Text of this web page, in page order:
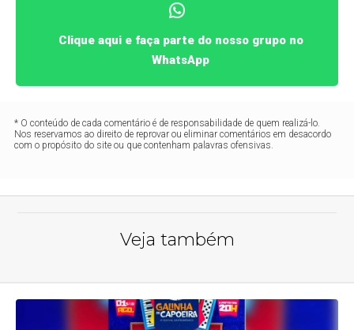
Clique aqui e faça parte do nosso grupo no
WhatsApp
* O conteúdo de cada comentário é de responsabilidade de quem realizá-lo.
Nos reservamos ao direito de reprovar ou eliminar comentários em desacordo
com o propósito do site ou que contenham palavras ofensivas.
Veja também